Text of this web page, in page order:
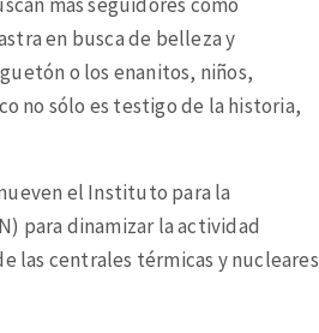
en busca de belleza y
o los enanitos, niños,
no sólo es testigo de la historia,
el Instituto para la
para dinamizar la actividad
las centrales térmicas y nucleares